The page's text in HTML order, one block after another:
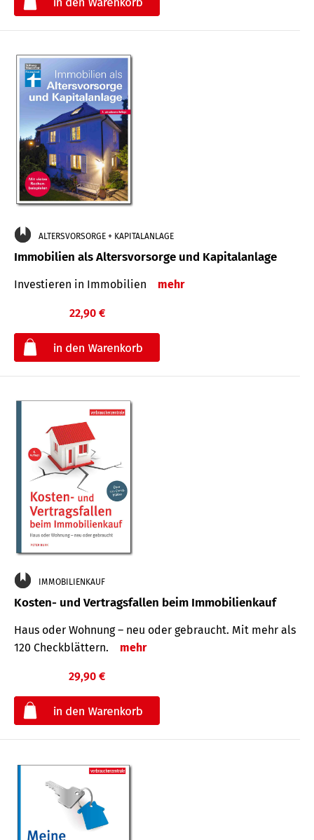
ALTERSVORSORGE + KAPITALANLAGE
Immobilien als Altersvorsorge und Kapitalanlage
Investieren in Immobilien mehr
22,90 €
IMMOBILIENKAUF
Kosten- und Vertragsfallen beim Immobilienkauf
Haus oder Wohnung – neu oder gebraucht. Mit mehr als
120 Check­blättern.
mehr
29,90 €